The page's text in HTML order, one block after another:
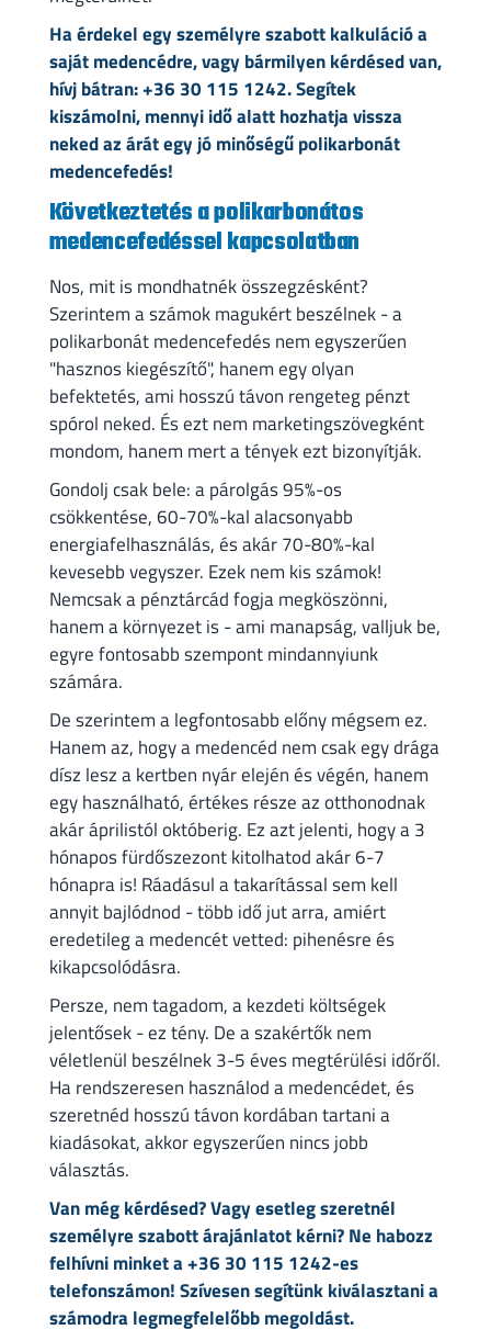
Ha érdekel egy személyre szabott kalkuláció a
saját medencédre, vagy bármilyen kérdésed van,
hívj bátran: +36 30 115 1242. Segítek
kiszámolni, mennyi idő alatt hozhatja vissza
neked az árát egy jó minőségű polikarbonát
medencefedés!
Következtetés a polikarbonátos
medencefedéssel kapcsolatban
Nos, mit is mondhatnék összegzésként?
Szerintem a számok magukért beszélnek - a
polikarbonát medencefedés nem egyszerűen
"hasznos kiegészítő", hanem egy olyan
befektetés, ami hosszú távon rengeteg pénzt
spórol neked. És ezt nem marketingszövegként
mondom, hanem mert a tények ezt bizonyítják.
Gondolj csak bele: a párolgás 95%-os
csökkentése, 60-70%-kal alacsonyabb
energiafelhasználás, és akár 70-80%-kal
kevesebb vegyszer. Ezek nem kis számok!
Nemcsak a pénztárcád fogja megköszönni,
hanem a környezet is - ami manapság, valljuk be,
egyre fontosabb szempont mindannyiunk
számára.
De szerintem a legfontosabb előny mégsem ez.
Hanem az, hogy a medencéd nem csak egy drága
dísz lesz a kertben nyár elején és végén, hanem
egy használható, értékes része az otthonodnak
akár áprilistól októberig. Ez azt jelenti, hogy a 3
hónapos fürdőszezont kitolhatod akár 6-7
hónapra is! Ráadásul a takarítással sem kell
annyit bajlódnod - több idő jut arra, amiért
eredetileg a medencét vetted: pihenésre és
kikapcsolódásra.
Persze, nem tagadom, a kezdeti költségek
jelentősek - ez tény. De a szakértők nem
véletlenül beszélnek 3-5 éves megtérülési időről.
Ha rendszeresen használod a medencédet, és
szeretnéd hosszú távon kordában tartani a
kiadásokat, akkor egyszerűen nincs jobb
választás.
Van még kérdésed? Vagy esetleg szeretnél
személyre szabott árajánlatot kérni? Ne habozz
felhívni minket a +36 30 115 1242-es
telefonszámon! Szívesen segítünk kiválasztani a
számodra legmegfelelőbb megoldást.